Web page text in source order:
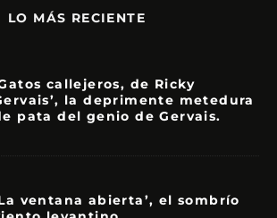
LO MÁS RECIENTE
callejeros, de Ricky
la deprimente metedura
pata del genio de Gervais.
ventana abierta’, el sombrío